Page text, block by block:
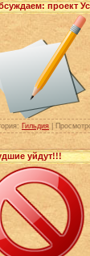
проект
Гильдия |
уйдут!!!